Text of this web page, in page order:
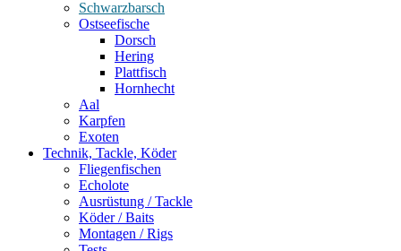
Schwarzbarsch
Ostseefische
Dorsch
Hering
Plattfisch
Hornhecht
Aal
Karpfen
Exoten
Technik, Tackle, Köder
Fliegenfischen
Echolote
Ausrüstung / Tackle
Köder / Baits
Montagen / Rigs